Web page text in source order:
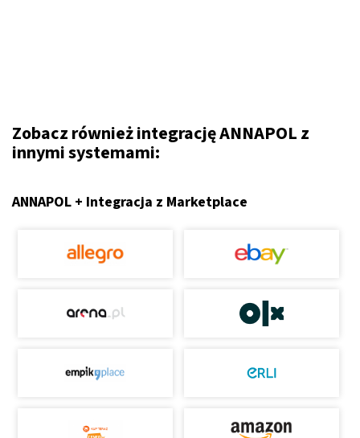
Zobacz również integrację ANNAPOL z
innymi systemami:
ANNAPOL + Integracja z Marketplace